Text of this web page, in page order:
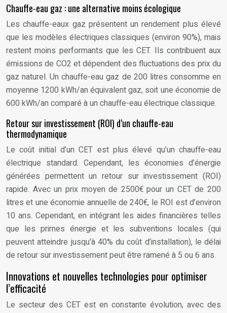
Chauffe-eau gaz : une alternative moins écologique
Les chauffe-eaux gaz présentent un rendement plus élevé
que les modèles électriques classiques (environ 90%), mais
restent moins performants que les CET. Ils contribuent aux
émissions de CO2 et dépendent des fluctuations des prix du
gaz naturel. Un chauffe-eau gaz de 200 litres consomme en
moyenne 1200 kWh/an équivalent gaz, soit une économie de
600 kWh/an comparé à un chauffe-eau électrique classique.
Retour sur investissement (ROI) d’un chauffe-eau
thermodynamique
Le coût initial d’un CET est plus élevé qu’un chauffe-eau
électrique standard. Cependant, les économies d’énergie
générées permettent un retour sur investissement (ROI)
rapide. Avec un prix moyen de 2500€ pour un CET de 200
litres et une économie annuelle de 240€, le ROI est d’environ
10 ans. Cependant, en intégrant les aides financières telles
que les primes énergie et les subventions locales (qui
peuvent atteindre jusqu’à 40% du coût d’installation), le délai
de retour sur investissement peut être ramené à 5 ou 6 ans.
Innovations et nouvelles technologies pour optimiser
l’efficacité
Le secteur des CET est en constante évolution, avec des